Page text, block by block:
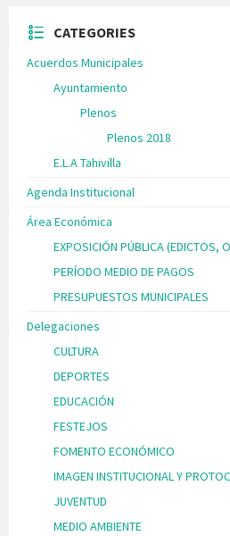
CATEGORIES
Acuerdos Municipales
Ayuntamiento
Plenos
Plenos 2018
E.L.A Tahivilla
Agenda Institucional
Área Económica
EXPOSICIÓN PÚBLICA (EDICTOS,
PERÍODO MEDIO DE PAGOS
PRESUPUESTOS MUNICIPALES
Delegaciones
CULTURA
DEPORTES
EDUCACIÓN
FESTEJOS
FOMENTO ECONÓMICO
IMAGEN INSTITUCIONAL Y
JUVENTUD
MEDIO AMBIENTE